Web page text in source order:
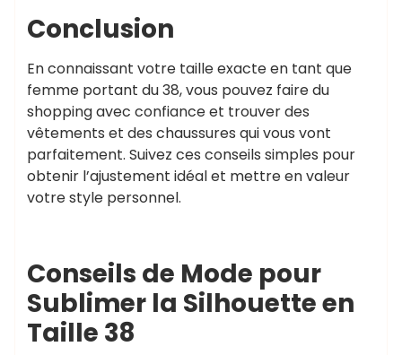
Conclusion
En connaissant votre taille exacte en tant que
femme portant du 38, vous pouvez faire du
shopping avec confiance et trouver des
vêtements et des chaussures qui vous vont
parfaitement. Suivez ces conseils simples pour
obtenir l’ajustement idéal et mettre en valeur
votre style personnel.
Conseils de Mode pour
Sublimer la Silhouette en
Taille 38